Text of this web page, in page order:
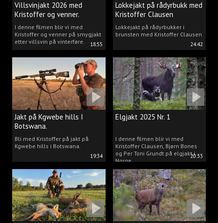
18:55
Villsvinjakt 2026 med
Kristoffer og venner.
I denne filmen blir vi med
Kristoffer og venner på smygjakt
etter villsvin på vinterføre.
24:42
Lokkejakt på rådyrbukk med
Kristoffer Clausen
Lokkejakt på rådyrbukker i
brunsten med Kristoffer Clausen
19:34
Jakt på Kgwebe hills I
Botswana.
Bli med Kristoffer på jakt på
Kgwebe hills i Botswana.
20:33
Elgjakt 2025 Nr. 1
I denne filmen blir vi med
Kristoffer Clausen, Bjørn Bones
og Per Toni Grundt på elgjakt i
Norge.